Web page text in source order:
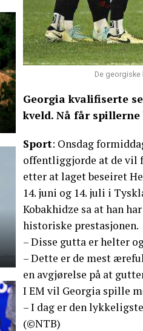
De georgiske
Georgia kvalifiserte
kveld. Nå får
Sport: Onsdag
offentliggjorde at de vil
etter at laget beseiret
14. juni og 14. juli i
Kobakhidze sa at han
historiske prestasjonen.
– Disse gutta er helter
– Dette er de mest
en avgjørelse på at
I EM vil Georgia spille
– I dag er den
(©NTB)